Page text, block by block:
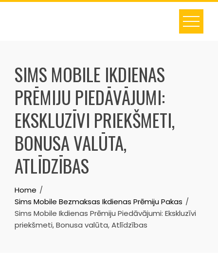
Skip
SIMS MOBILE IKDIENAS
PRĒMIJU PIEDĀVĀJUMI:
EKSKLUZĪVI PRIEKŠMETI,
BONUSA VALŪTA,
ATLĪDZĪBAS
Home
Sims Mobile Bezmaksas Ikdienas Prēmiju Pakas
Sims Mobile Ikdienas Prēmiju Piedāvājumi: Ekskluzīvi
priekšmeti, Bonusa valūta, Atlīdzības